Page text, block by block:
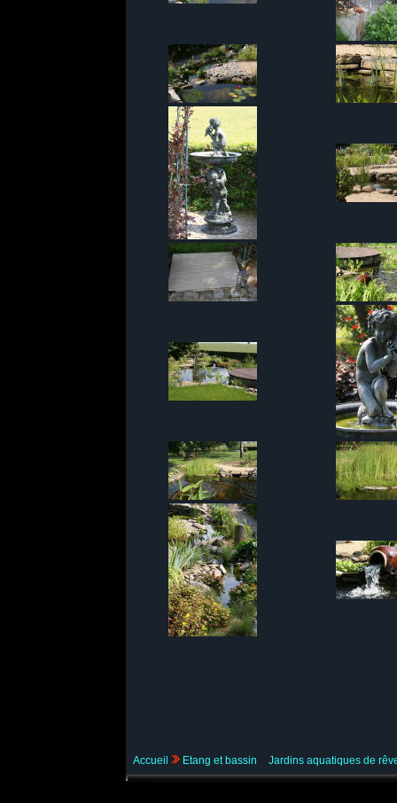
Accueil Etang et bassin Jardins aquatiques de